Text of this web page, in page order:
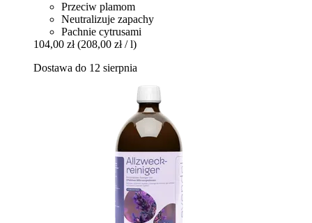
Przeciw plamom
Neutralizuje zapachy
Pachnie cytrusami
104,00 zł (208,00 zł / l)
Dostawa do 12 sierpnia